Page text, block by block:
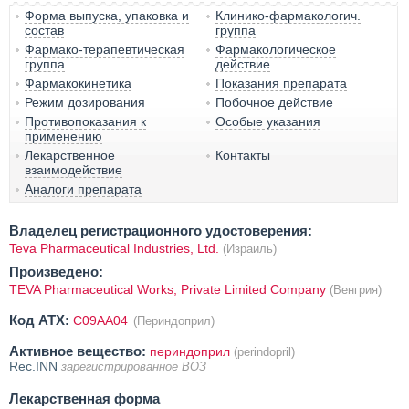
Форма выпуска, упаковка и
состав
Клинико-фармакологич.
группа
Фармако-терапевтическая
группа
Фармакологическое
действие
Фармакокинетика
Показания препарата
Режим дозирования
Побочное действие
Противопоказания к
применению
Особые указания
Лекарственное
взаимодействие
Контакты
Аналоги препарата
Владелец регистрационного удостоверения:
Teva Pharmaceutical Industries, Ltd. (Израиль)
Произведено:
TEVA Pharmaceutical Works, Private Limited Company (Венгрия)
Код ATX: C09AA04 (Периндоприл)
Активное вещество: периндоприл (perindopril)
Rec.INN зарегистрированное ВОЗ
Лекарственная форма